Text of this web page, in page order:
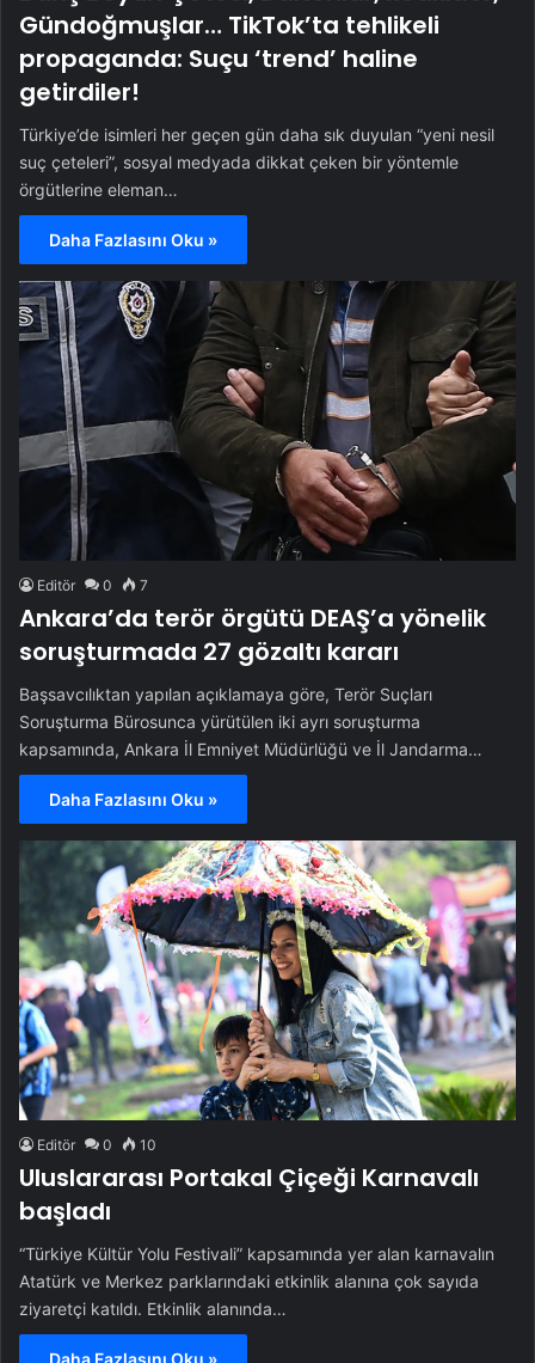
Gündoğmuşlar… TikTok’ta tehlikeli
propaganda: Suçu ‘trend’ haline
getirdiler!
Türkiye’de isimleri her geçen gün daha sık duyulan “yeni nesil
suç çeteleri”, sosyal medyada dikkat çeken bir yöntemle
örgütlerine eleman…
Daha Fazlasını Oku »
Editör 0 7
Ankara’da terör örgütü DEAŞ’a yönelik
soruşturmada 27 gözaltı kararı
Başsavcılıktan yapılan açıklamaya göre, Terör Suçları
Soruşturma Bürosunca yürütülen iki ayrı soruşturma
kapsamında, Ankara İl Emniyet Müdürlüğü ve İl Jandarma…
Daha Fazlasını Oku »
Editör 0 10
Uluslararası Portakal Çiçeği Karnavalı
başladı
“Türkiye Kültür Yolu Festivali” kapsamında yer alan karnavalın
Atatürk ve Merkez parklarındaki etkinlik alanına çok sayıda
ziyaretçi katıldı. Etkinlik alanında…
Daha Fazlasını Oku »